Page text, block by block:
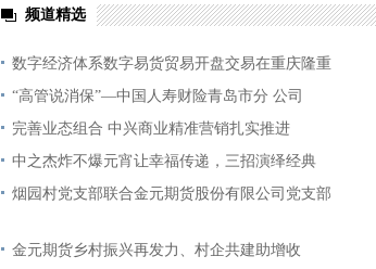
频道精选
数字经济体系数字易货贸易开盘交易在重庆隆重
“高管说消保”—中国人寿财险青岛市分 公司
完善业态组合 中兴商业精准营销扎实推进
中之杰炸不爆元宵让幸福传递，三招演绎经典
烟园村党支部联合金元期货股份有限公司党支部
金元期货乡村振兴再发力、村企共建助增收